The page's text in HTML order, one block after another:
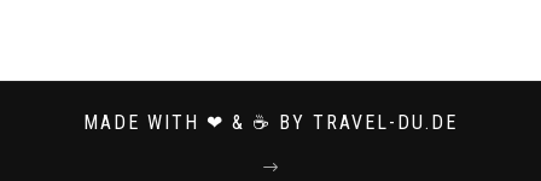
MADE WITH ❤ & ☕ BY TRAVEL-DU.DE